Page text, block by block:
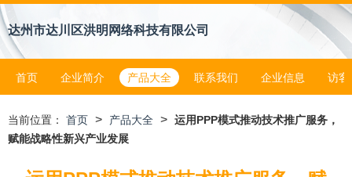
达州市达川区洪明网络科技有限公司
首页 企业简介 产品大全 联系我们 企业信息 访客
当前位置： 首页 > 产品大全 > 运用PPP模式推动技术推广服务，
赋能战略性新兴产业发展